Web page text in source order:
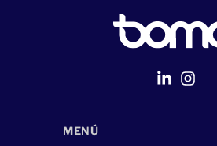
MENÚ
Página Web